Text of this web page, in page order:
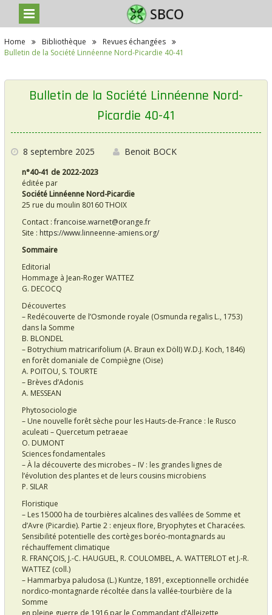
Home Bibliothèque
Revues échangées
Bulletin de la Société Linnéenne Nord-Picardie 40-41
Bulletin de la Société Linnéenne Nord-
Picardie 40-41
8 septembre 2025 Benoit BOCK
n°40-41 de 2022-2023
éditée par
Société Linnéenne Nord-Picardie
25 rue du moulin 80160 THOIX
Contact :francoise.warnet@orange.fr
Site : https://www.linneenne-amiens.org/
Sommaire
Editorial
Hommage à Jean-Roger WATTEZ
G. DECOCQ
Découvertes
– Redécouverte de l’Osmonde royale (Osmunda regalis L., 1753)
dans la Somme
B. BLONDEL
– Botrychium matricarifolium (A. Braun ex DölI) W.D.J. Koch, 1846)
en forêt domaniale de Compiègne (Oise)
A. POITOU, S. TOURTE
– Brèves d’Adonis
A. MESSEAN
Phytosociologie
– Une nouvelle forêt sèche pour les Hauts-de-France : le Rusco
aculeati – Quercetum petraeae
O. DUMONT
Sciences fondamentales
– À la découverte des microbes – IV : les grandes lignes de
l’évolution des plantes et de leurs cousins microbiens
P. SILAR
Floristique
– Les 15000 ha de tourbières alcalines des vallées de Somme et
d’Avre (Picardie). Partie 2 : enjeux flore, Bryophytes et Characées.
Sensibilité potentielle des cortèges boréo-montagnards au
réchauffement climatique
R. FRANÇOIS, J.-C. HAUGUEL, R. COULOMBEL, A. WATTERLOT et J.-R.
WATTEZ (coll.)
– Hammarbya paludosa (L.) Kuntze, 1891, exceptionnelle orchidée
nordico-montagnarde récoltée dans la vallée-tourbière de la
Somme
en pleine guerre de 1916 par le Commandant d’Alleizette